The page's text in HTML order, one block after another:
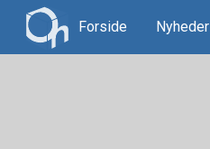
Forside Nyheder